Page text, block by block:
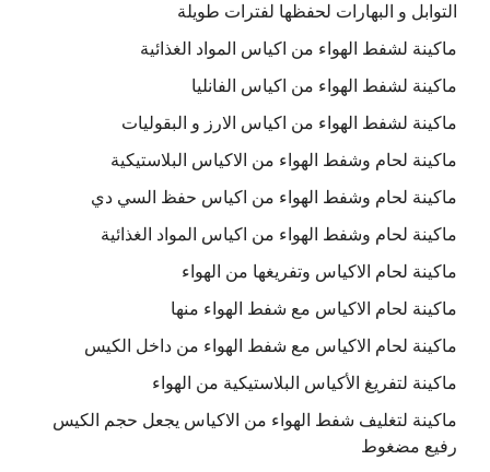
التوابل و البهارات لحفظها لفترات طويلة
ماكينة لشفط الهواء من اكياس المواد الغذائية
ماكينة لشفط الهواء من اكياس الفانليا
ماكينة لشفط الهواء من اكياس الارز و البقوليات
ماكينة لحام وشفط الهواء من الاكياس البلاستيكية
ماكينة لحام وشفط الهواء من اكياس حفظ السي دي
ماكينة لحام وشفط الهواء من اكياس المواد الغذائية
ماكينة لحام الاكياس وتفريغها من الهواء
ماكينة لحام الاكياس مع شفط الهواء منها
ماكينة لحام الاكياس مع شفط الهواء من داخل الكيس
ماكينة لتفريغ الأكياس البلاستيكية من الهواء
ماكينة لتغليف شفط الهواء من الاكياس يجعل حجم الكيس
رفيع مضغوط